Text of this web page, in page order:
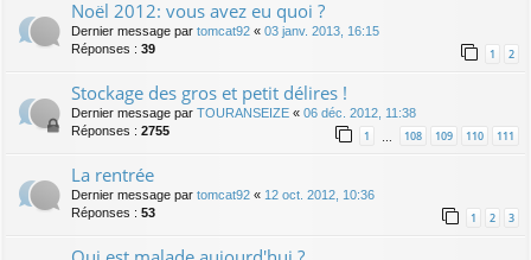
Noël 2012: vous avez eu quoi ?
Dernier message par tomcat92 « 03 janv. 2013, 16:15
Réponses : 39 1 2
Stockage des gros et petit délires !
Dernier message par TOURANSEIZE « 06 déc. 2012, 11:38
Réponses : 2755 1 … 108 109 110 111
La rentrée
Dernier message par tomcat92 « 12 oct. 2012, 10:36
Réponses : 53 1 2 3